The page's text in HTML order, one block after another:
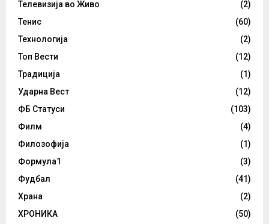
Телевизија во Живо
(2)
Тенис
(60)
Технологија
(2)
Топ Вести
(12)
Традиција
(1)
Ударна Вест
(12)
ФБ Статуси
(103)
Филм
(4)
Филозофија
(1)
Формула1
(3)
Фудбал
(41)
Храна
(2)
ХРОНИКА
(50)